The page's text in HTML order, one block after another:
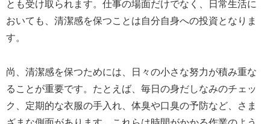
とも受け取られます。仕事の場面だけでなく、日常生活に
おいても、清潔感を保つことは自分自身への投資となりま
す。
尚、清潔感を保つためには、日々の小さな努力が積み重な
ることが重要です。たとえば、毎日の身だしなみのチェッ
ク、定期的な衣服の手入れ、体臭や口臭の予防など、さま